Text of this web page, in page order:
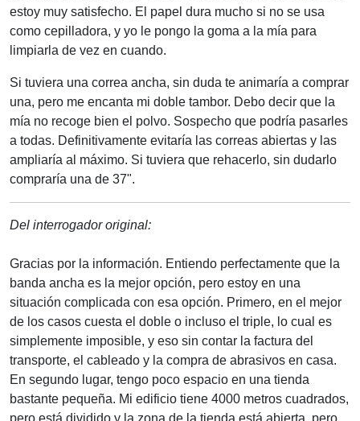
estoy muy satisfecho. El papel dura mucho si no se usa
como cepilladora, y yo le pongo la goma a la mía para
limpiarla de vez en cuando.
Si tuviera una correa ancha, sin duda te animaría a comprar
una, pero me encanta mi doble tambor. Debo decir que la
mía no recoge bien el polvo. Sospecho que podría pasarles
a todas. Definitivamente evitaría las correas abiertas y las
ampliaría al máximo. Si tuviera que rehacerlo, sin dudarlo
compraría una de 37".
Del interrogador original:
Gracias por la información. Entiendo perfectamente que la
banda ancha es la mejor opción, pero estoy en una
situación complicada con esa opción. Primero, en el mejor
de los casos cuesta el doble o incluso el triple, lo cual es
simplemente imposible, y eso sin contar la factura del
transporte, el cableado y la compra de abrasivos en casa.
En segundo lugar, tengo poco espacio en una tienda
bastante pequeña. Mi edificio tiene 4000 metros cuadrados,
pero está dividido y la zona de la tienda está abierta, pero